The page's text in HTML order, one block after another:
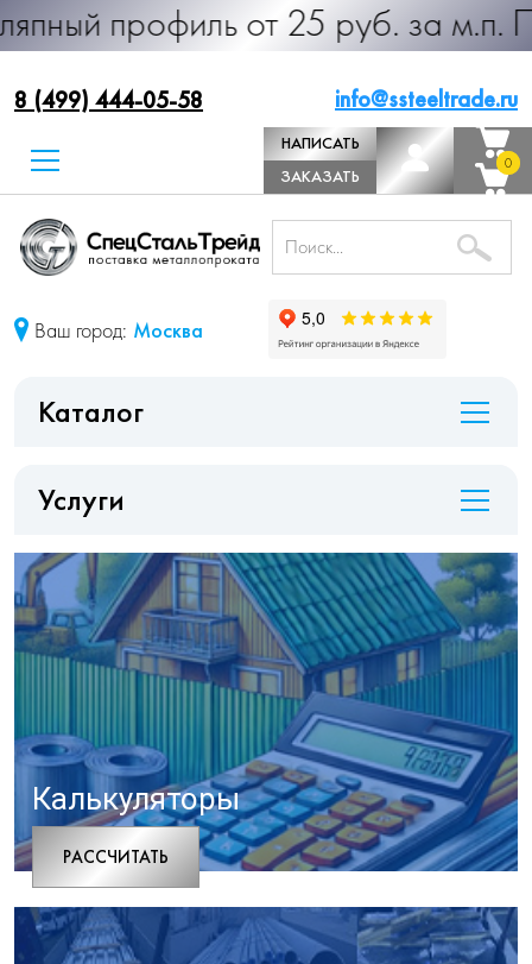
от 25 руб. за м.п.
8 (499) 444-05-58 info@ssteeltrade.ru
НАПИСАТЬ
ДИРЕКТОРУ
ЗАКАЗАТЬ
ЗВОНОК
0
0
Ваш город: Москва
Каталог
Услуги
Калькуляторы
РАCСЧИТАТЬ